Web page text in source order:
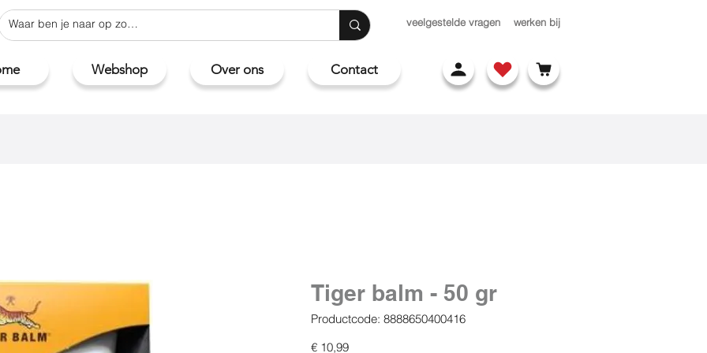
veelgestelde vragen werken bij
Webshop Over ons Contact
Tiger balm - 50 gr
Productcode: 8888650400416
€ 10,99Prijs